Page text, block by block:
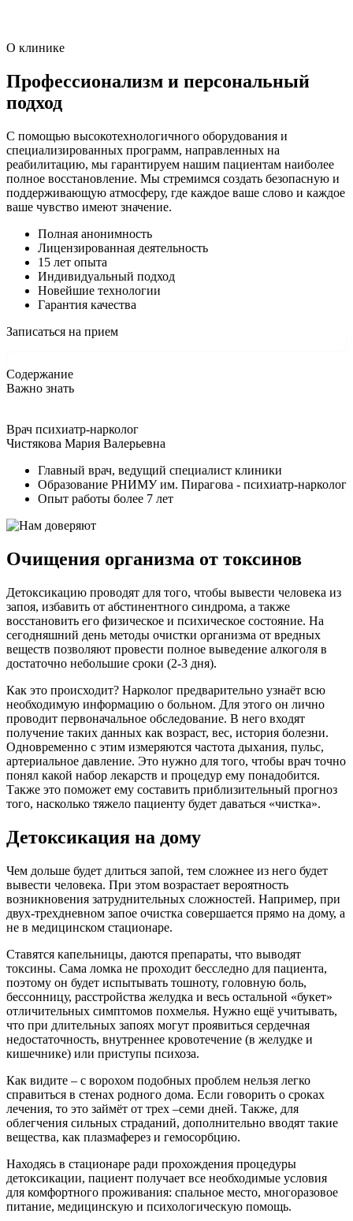
О клинике
Профессионализм и персональный
подход
С помощью высокотехнологичного оборудования и
специализированных программ, направленных на
реабилитацию, мы гарантируем нашим пациентам наиболее
полное восстановление. Мы стремимся создать безопасную и
поддерживающую атмосферу, где каждое ваше слово и каждое
ваше чувство имеют значение.
Полная анонимность
Лицензированная деятельность
15 лет опыта
Индивидуальный подход
Новейшие технологии
Гарантия качества
Записаться на прием
Содержание
Важно знать
Врач психиатр-нарколог
Чистякова Мария Валерьевна
Главный врач, ведущий специалист клиники
Образование РНИМУ им. Пирагова - психиатр-нарколог
Опыт работы более 7 лет
Очищения организма от токсинов
Детоксикацию проводят для того, чтобы вывести человека из
запоя, избавить от абстинентного синдрома, а также
восстановить его физическое и психическое состояние. На
сегодняшний день методы очистки организма от вредных
веществ позволяют провести полное выведение алкоголя в
достаточно небольшие сроки (2-3 дня).
Как это происходит? Нарколог предварительно узнаёт всю
необходимую информацию о больном. Для этого он лично
проводит первоначальное обследование. В него входят
получение таких данных как возраст, вес, история болезни.
Одновременно с этим измеряются частота дыхания, пульс,
артериальное давление. Это нужно для того, чтобы врач точно
понял какой набор лекарств и процедур ему понадобится.
Также это поможет ему составить приблизительный прогноз
того, насколько тяжело пациенту будет даваться «чистка».
Детоксикация на дому
Чем дольше будет длиться запой, тем сложнее из него будет
вывести человека. При этом возрастает вероятность
возникновения затруднительных сложностей. Например, при
двух-трехдневном запое очистка совершается прямо на дому, а
не в медицинском стационаре.
Ставятся капельницы, даются препараты, что выводят
токсины. Сама ломка не проходит бесследно для пациента,
поэтому он будет испытывать тошноту, головную боль,
бессонницу, расстройства желудка и весь остальной «букет»
отличительных симптомов похмелья. Нужно ещё учитывать,
что при длительных запоях могут проявиться сердечная
недостаточность, внутреннее кровотечение (в желудке и
кишечнике) или приступы психоза.
Как видите – с ворохом подобных проблем нельзя легко
справиться в стенах родного дома. Если говорить о сроках
лечения, то это займёт от трех –семи дней. Также, для
облегчения сильных страданий, дополнительно вводят такие
вещества, как плазмаферез и гемосорбцию.
Находясь в стационаре ради прохождения процедуры
детоксикации, пациент получает все необходимые условия
для комфортного проживания: спальное место, многоразовое
питание, медицинскую и психологическую помощь.